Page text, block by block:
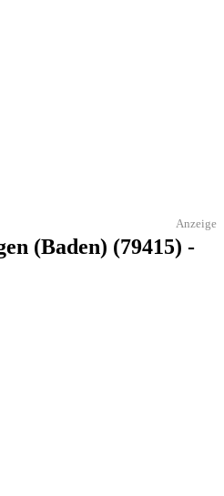
Anzeige
(Baden) (79415) -